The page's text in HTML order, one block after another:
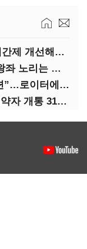
반도체공학회 “연구개발직 주 52시간제 개선해야”
HBM3E 수요가 변수…내년 HBM 왕좌 노리는 삼성
삼전닉스 “주주환원 확대 방안 마련”…로이터에 성명 보내
“Z8 폴드 흥행”…삼성전자, 사전예약자 개통 31일까지 연장